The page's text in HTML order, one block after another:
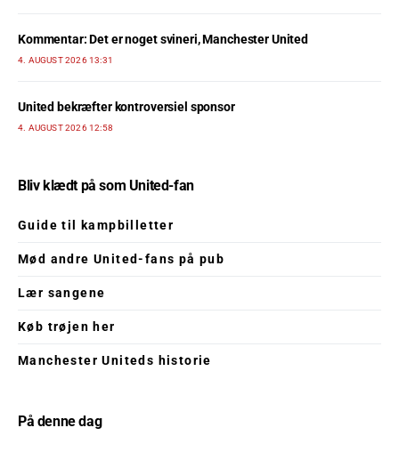
Kommentar: Det er noget svineri, Manchester United
4. AUGUST 2026 13:31
United bekræfter kontroversiel sponsor
4. AUGUST 2026 12:58
Bliv klædt på som United-fan
Guide til kampbilletter
Mød andre United-fans på pub
Lær sangene
Køb trøjen her
Manchester Uniteds historie
På denne dag